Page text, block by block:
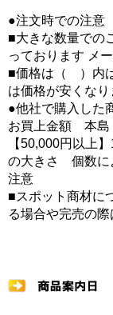
●注文時で
■大きな数量での
っております メ
■価格は（ ）内
は価格が安くなり
●他社で購入した
お買上金額 本島
【50,000円以上
の大きさ 個数に
注意
■スポット商材に
る場合や完売の